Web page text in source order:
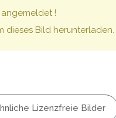
!
dieses Bild herunterladen.
Lizenzfreie Bilder